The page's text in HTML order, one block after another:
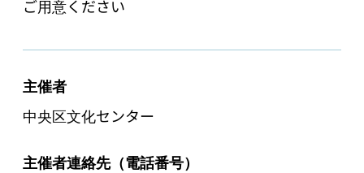
ご用意ください
主催者
中央区文化センター
主催者連絡先（電話番号）